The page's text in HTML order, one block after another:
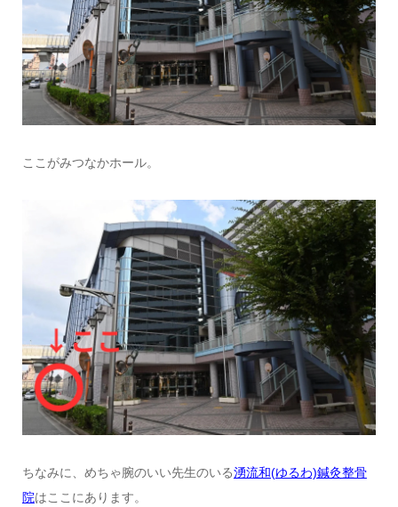
ここがみつなかホール。
ちなみに、めちゃ腕のいい先生のいる湧流和(ゆるわ)鍼灸整骨
院はここにあります。